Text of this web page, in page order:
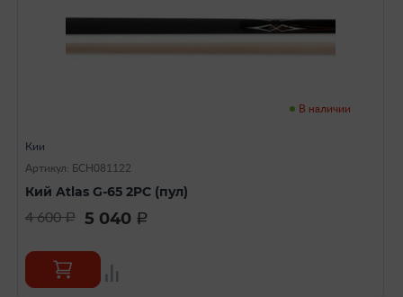
В наличии
Кии
Артикул: БСН081122
Кий Atlas G-65 2PC (пул)
4 600a 5 040 a